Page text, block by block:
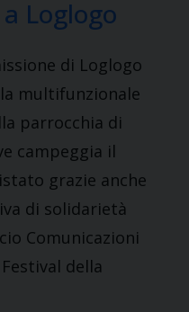
Loglogo
di Loglogo
multifunzionale
parrocchia di
campeggia il
grazie anche
di solidarietà
Comunicazioni
della